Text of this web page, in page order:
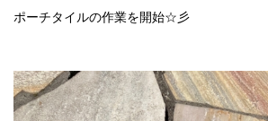
ポーチタイルの作業を開始☆彡